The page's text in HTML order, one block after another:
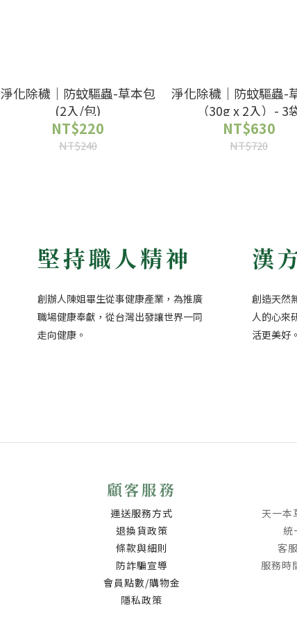
淨化除穢｜防蚊驅蟲-草本包
(2入/包)
NT$220
NT$240
淨化除穢｜防蚊驅蟲-
（30g x 2入）- 3
NT$630
NT$720
堅持職人精神
創辦人陳姐畢生從事健康產業，為推廣
職場健康奉獻，從台灣出發讓世界一同
走向健康。
漢
創造天然
人的心來
活更美好。
顧客服務
運送服務方式
退換貨政策
條款與細則
防詐騙宣導
會員點數/購物金
隱私政策
天一本
統
客
服務